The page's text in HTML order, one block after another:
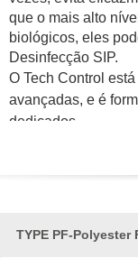
que o mais alto
biológicos, eles
Desinfecção SIP.
O Tech Control
avançadas, e é
dedicados.
TYPE PF-Polyester